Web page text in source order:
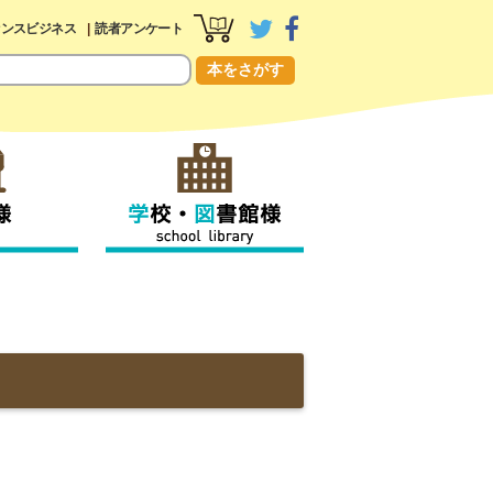
スビジネス 読者アンケート
本をさがす